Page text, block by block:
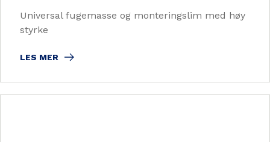
Universal fugemasse og monteringslim med høy
styrke
LES MER